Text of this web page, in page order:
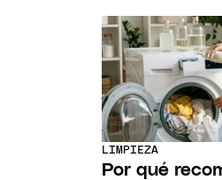
LIMPIEZA
Por qué